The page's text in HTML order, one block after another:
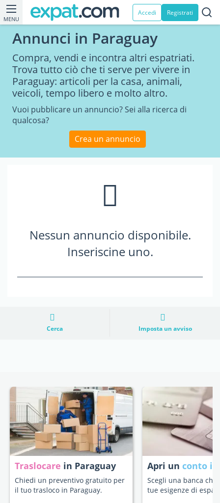
MENU
Accedi Registrati
Annunci in Paraguay
Compra, vendi e incontra altri espatriati.
Trova tutto ciò che ti serve per vivere in
Paraguay: articoli per la casa, animali,
veicoli, tempo libero e molto altro.
Vuoi pubblicare un annuncio? Sei alla ricerca di
qualcosa?
Crea un annuncio
Nessun annuncio disponibile.
Inseriscine uno.
Cerca Imposta un avviso
Traslocare in Paraguay
Chiedi un preventivo gratuito per
il tuo trasloco in Paraguay.
Apri un conto
Scegli una banca che
tue esigenze di